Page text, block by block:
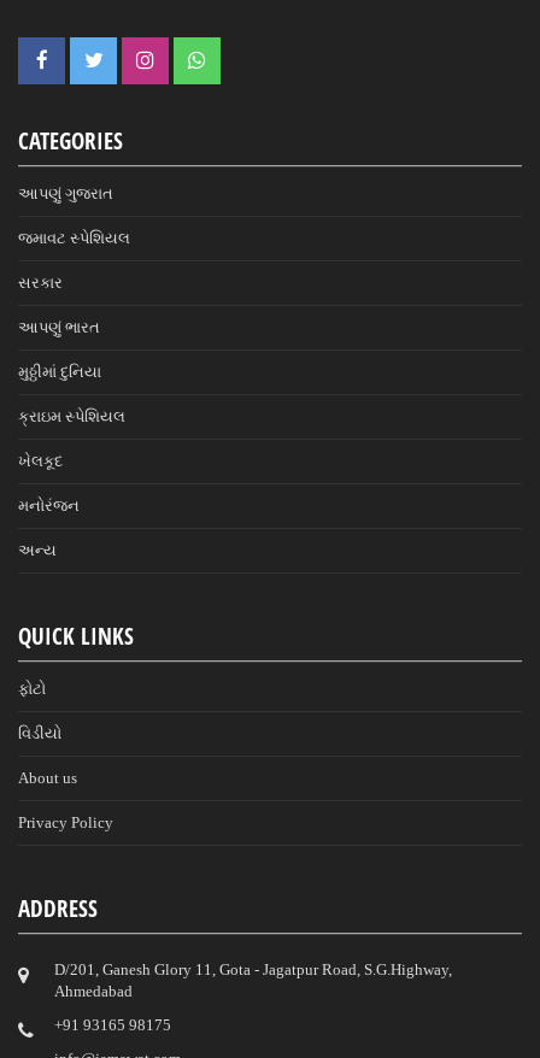
CATEGORIES
આપણું ગુજરાત
જમાવટ સ્પેશિયલ
સરકાર
આપણું ભારત
મુઠ્ઠીમાં દુનિયા
ક્રાઇમ સ્પેશિયલ
ખેલકૂદ
મનોરંજન
અન્ય
QUICK LINKS
ફોટો
વિડીયો
About us
Privacy Policy
ADDRESS
D/201, Ganesh Glory 11, Gota - Jagatpur Road, S.G.Highway,
Ahmedabad
‎+91 93165 98175